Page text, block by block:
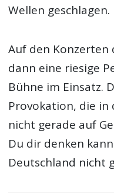
Wellen geschlagen.
Auf den
dann eine riesige
Bühne im Einsatz.
Provokation, die in
nicht gerade auf
Du dir denken
Deutschland nicht